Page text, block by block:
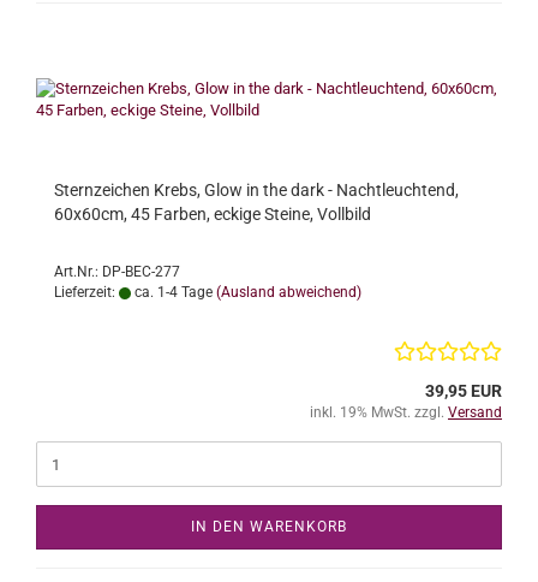
Sternzeichen Krebs, Glow in the dark - Nachtleuchtend,
60x60cm, 45 Farben, eckige Steine, Vollbild
Art.Nr.: DP-BEC-277
Lieferzeit:
ca. 1-4 Tage (Ausland abweichend)
39,95 EUR
inkl. 19% MwSt. zzgl. Versand
IN DEN WARENKORB